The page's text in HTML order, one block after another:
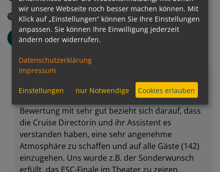
4.0/5 Gut
Angebotsvielfalt allgemein
Brigitte
Verreist als Familie
Unterhaltung ist nicht der Fokus auf so einem
Schiff und das erwarten wir auch nicht. Daher
waren wir mit dem Angebot zufrieden. Die
Bewertung mit sehr gut bezieht sich darauf, dass
die Cruise Directorin und ihr Assistent es
verstanden haben, eine sehr angenehme
Atmosphäre zu schaffen und auf alle Gäste (142)
einzugehen. Uns wurde z.B. der Sonderwunsch
erfüllt, das ESC-Finale im Theater zu zeigen.
wir unsere Webseite noch besser machen können. Mit
Klick auf „Einstellungen“ können Sie Ihre Einstellungen
anpassen. Sie können Ihre Einwilligung jederzeit
ändern oder widerrufen.
Datenschutzerklärung
Impressum
Einstellungen nur Notwendige Cookies erlauben